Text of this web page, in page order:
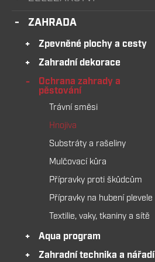
ZAHRADA
Zpevněné plochy a cesty
Zahradní dekorace
Ochrana zahrady a
pěstování
Trávní směsi
Hnojiva
Substráty a rašeliny
Mulčovací kůra
Přípravky proti škůdcům
Přípravky na hubení plevele
Textilie, vaky, tkaniny a sítě
Aqua program
Zahradní technika a nářadí